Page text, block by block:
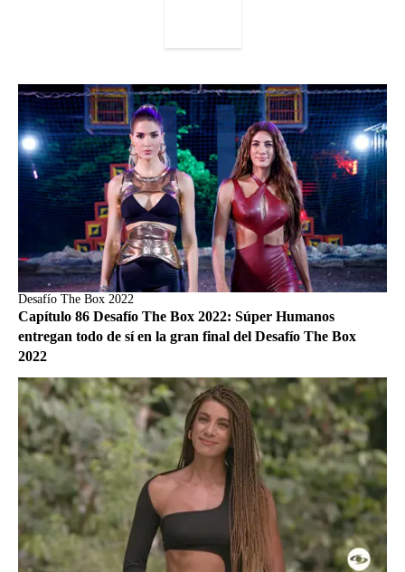
Desafío The Box 2022
Capítulo 86 Desafío The Box 2022: Súper Humanos
entregan todo de sí en la gran final del Desafío The Box
2022